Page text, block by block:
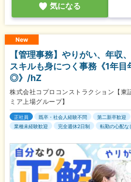
気になる
New
【管理事務】やりがい、年収
スキルも身につく事務《1年
◎》/hZ
株式会社コプロコンストラクション【東
ミア上場グループ】
正社員 既卒・社会人経験不問 第二新卒歓迎
業種未経験歓迎
完全週休2日制 転勤の心配なし